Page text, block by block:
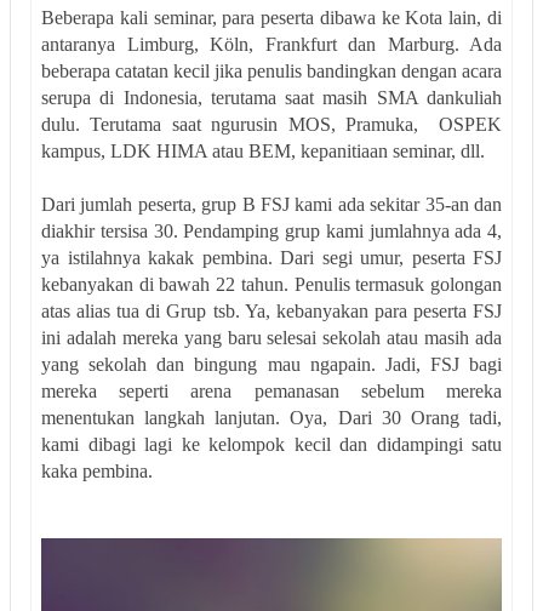
Beberapa kali seminar, para peserta dibawa ke Kota lain, di
antaranya Limburg, Köln, Frankfurt dan Marburg. Ada
beberapa catatan kecil jika penulis bandingkan dengan acara
serupa di Indonesia, terutama saat masih SMA dankuliah
dulu. Terutama saat ngurusin MOS, Pramuka, OSPEK
kampus, LDK HIMA atau BEM, kepanitiaan seminar, dll.
Dari jumlah peserta, grup B FSJ kami ada sekitar 35-an dan
diakhir tersisa 30. Pendamping grup kami jumlahnya ada 4,
ya istilahnya kakak pembina. Dari segi umur, peserta FSJ
kebanyakan di bawah 22 tahun. Penulis termasuk golongan
atas alias tua di Grup tsb. Ya, kebanyakan para peserta FSJ
ini adalah mereka yang baru selesai sekolah atau masih ada
yang sekolah dan bingung mau ngapain. Jadi, FSJ bagi
mereka seperti arena pemanasan sebelum mereka
menentukan langkah lanjutan. Oya, Dari 30 Orang tadi,
kami dibagi lagi ke kelompok kecil dan didampingi satu
kaka pembina.